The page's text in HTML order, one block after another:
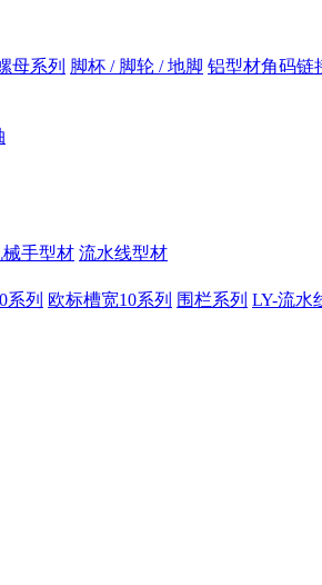
母系列 脚杯 / 脚轮 / 地脚 铝型材角码链
械手型材 流水线型材
系列 欧标槽宽10系列 围栏系列 LY-流水